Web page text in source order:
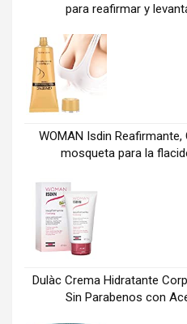
para reafirmar y
WOMAN Isdin
mosqueta para la
Dulàc Crema Hidratante
Sin Parabenos con